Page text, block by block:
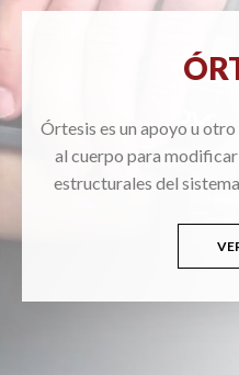
Órtesis es un apoyo u
al cuerpo para
estructurales del